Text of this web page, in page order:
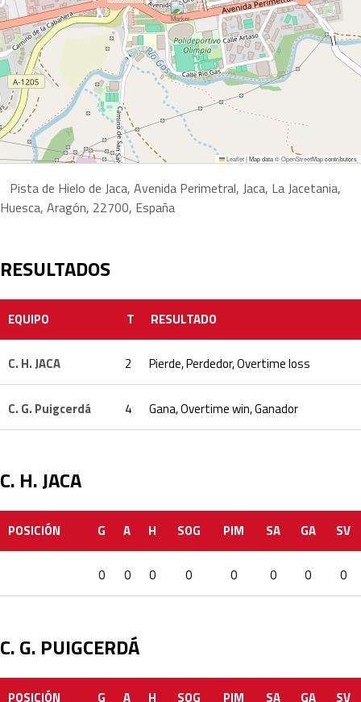
Leaflet|Map data ©OpenStreetMapcontributors
Pista de Hielo de Jaca, Avenida Perimetral, Jaca, La Jacetania,
Huesca, Aragón, 22700, España
RESULTADOS
EQUIPO T RESULTADO
C. H. JACA 2 Pierde, Perdedor, Overtime loss
C. G. Puigcerdá 4 Gana, Overtime win, Ganador
C. H. JACA
POSICIÓN G A H SOG PIM SA GA SV
0 0 0 0 0 0 0 0
C. G. PUIGCERDÁ
POSICIÓN G A H SOG PIM SA GA SV